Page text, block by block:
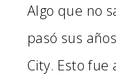
Algo que no
pasó sus
City. Esto